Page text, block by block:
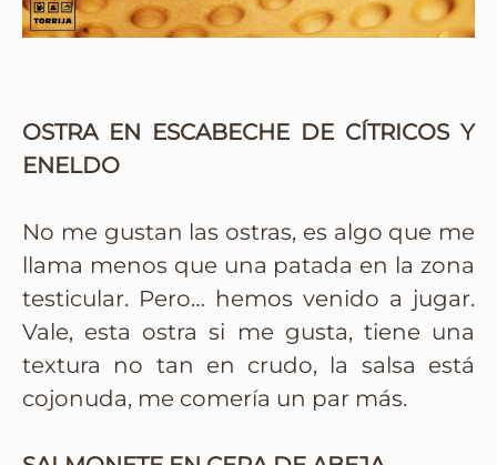
OSTRA EN ESCABECHE DE CÍTRICOS Y
ENELDO
No me gustan las ostras, es algo que me
llama menos que una patada en la zona
testicular. Pero… hemos venido a jugar.
Vale, esta ostra si me gusta, tiene una
textura no tan en crudo, la salsa está
cojonuda, me comería un par más.